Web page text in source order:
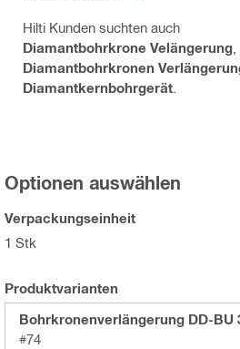
Hilti Kunden suchten auch
Diamantbohrkrone Velängerung
Diamantbohrkronen
Diamantkernbohrgerät
Optionen auswählen
Verpackungseinheit
1 Stk
Produktvarianten
Bohrkronenverlängerung DD-BU
#74